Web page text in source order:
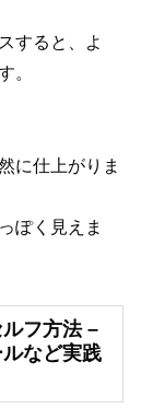
すると、よ
。
に仕上がりま
ぽく見えま
フ方法 –
など実践